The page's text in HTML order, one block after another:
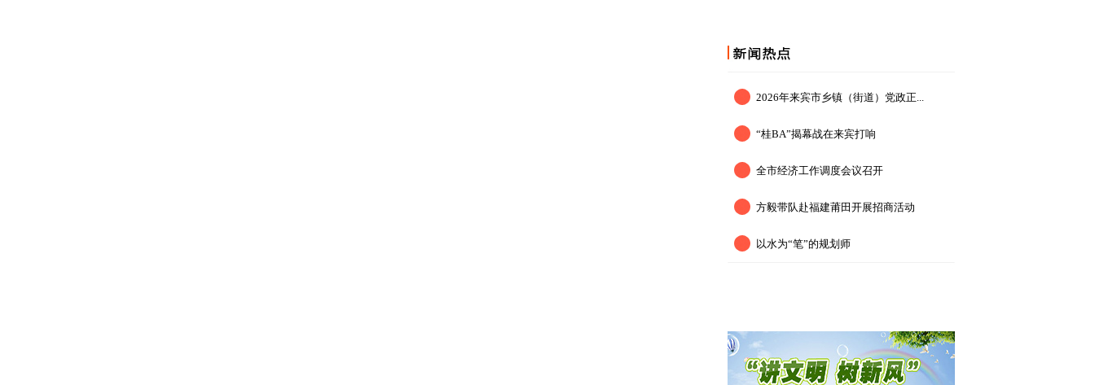
2026年来宾市乡镇（街道）党政正...
“桂BA”揭幕战在来宾打响
全市经济工作调度会议召开
方毅带队赴福建莆田开展招商活动
以水为“笔”的规划师